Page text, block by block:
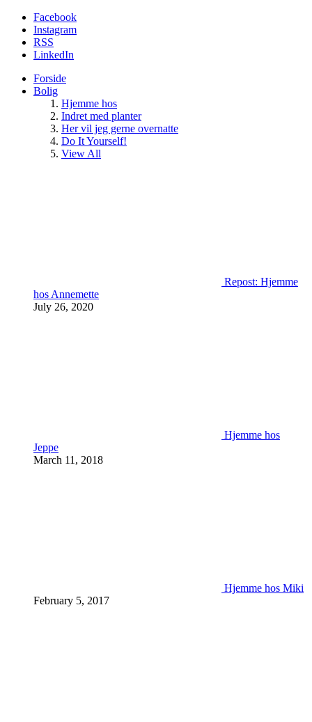
Facebook
Instagram
RSS
LinkedIn
Forside
Bolig
Hjemme hos
Indret med planter
Her vil jeg gerne overnatte
Do It Yourself!
View All
Repost: Hjemme
hos Annemette
July 26, 2020
Hjemme hos
Jeppe
March 11, 2018
Hjemme hos Miki
February 5, 2017